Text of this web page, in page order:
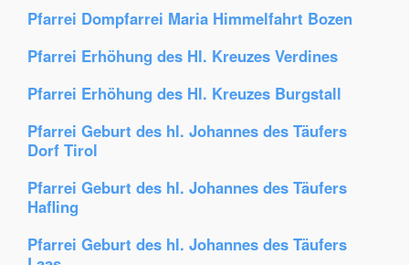
Pfarrei Dompfarrei Maria Himmelfahrt Bozen
Pfarrei Erhöhung des Hl. Kreuzes Verdines
Pfarrei Erhöhung des Hl. Kreuzes Burgstall
Pfarrei Geburt des hl. Johannes des Täufers
Dorf Tirol
Pfarrei Geburt des hl. Johannes des Täufers
Hafling
Pfarrei Geburt des hl. Johannes des Täufers